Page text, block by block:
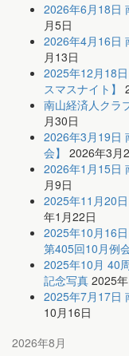
2026年6月18日
月5日
2026年4月16日
月13日
2025年12月18
スマスナイト】
南山経済人クラ
月30日
2026年3月19日
会】 2026年3月
2026年1月15日
月9日
2025年11月20
年1月22日
2025年10月16
第405回10月例
2025年10月 40
記念写真 2025
2025年7月17日
10月16日
2026年8月